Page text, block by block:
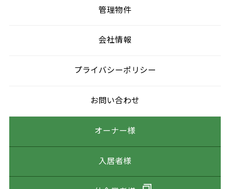
管理物件
会社情報
プライバシーポリシー
お問い合わせ
オーナー様
入居者様